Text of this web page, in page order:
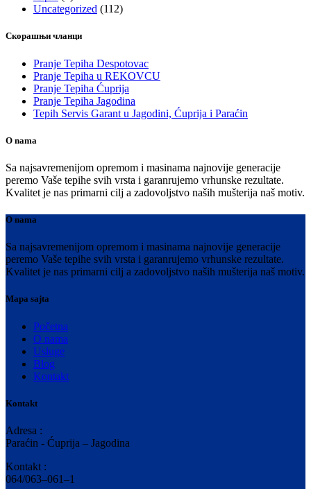
Uncategorized (112)
Скорашњи чланци
Pranje Tepiha Despotovac
Pranje Tepiha u REKOVCU
Pranje Tepiha Ćuprija
Pranje Tepiha Jagodina
Tepih Servis Garant u Jagodini, Ćuprija i Paraćin
O nama
Sa najsavremenijom opremom i masinama najnovije generacije
peremo Vaše tepihe svih vrsta i garanrujemo vrhunske rezultate.
Kvalitet je nas primarni cilj a zadovoljstvo naših mušterija naš motiv.
O nama
Sa najsavremenijom opremom i masinama najnovije generacije
peremo Vaše tepihe svih vrsta i garanrujemo vrhunske rezultate.
Kvalitet je nas primarni cilj a zadovoljstvo naših mušterija naš motiv.
Mapa sajta
Početna
O nama
Usluge
Blog
Kontakt
Kontakt
Adresa :
Paraćin - Ćuprija – Jagodina
Kontakt :
064/063–061–1